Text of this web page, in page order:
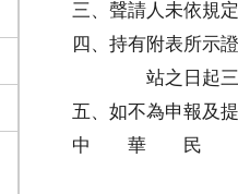
三、聲請人未依規
四、持有附表所示
站之日起三個月
五、如不為申報及
中 華 民
民事庭